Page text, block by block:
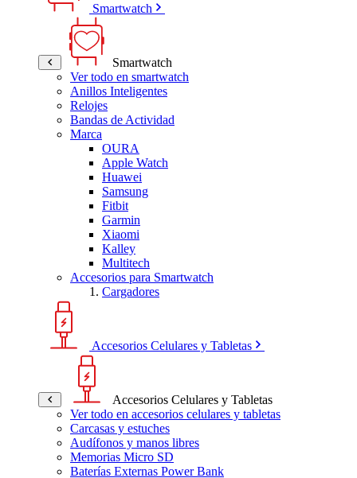
Smartwatch
Smartwatch
Ver todo en smartwatch
Anillos Inteligentes
Relojes
Bandas de Actividad
Marca
OURA
Apple Watch
Huawei
Samsung
Fitbit
Garmin
Xiaomi
Kalley
Multitech
Accesorios para Smartwatch
Cargadores
Accesorios Celulares y Tabletas
Accesorios Celulares y Tabletas
Ver todo en accesorios celulares y tabletas
Carcasas y estuches
Audífonos y manos libres
Memorias Micro SD
Baterías Externas Power Bank